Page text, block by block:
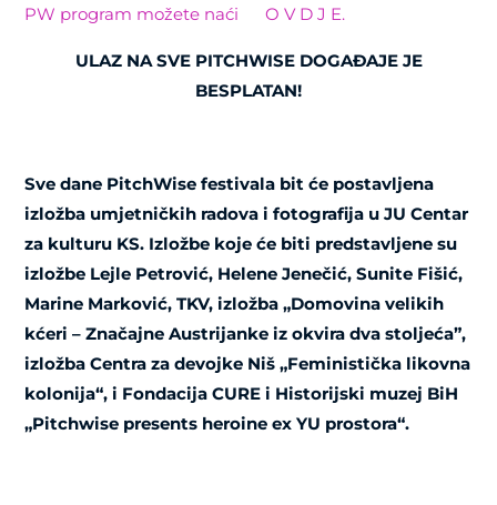
PW program možete naći O V D J E.
ULAZ NA SVE PITCHWISE DOGAĐAJE JE
BESPLATAN!
Sve dane PitchWise festivala bit će postavljena
izložba umjetničkih radova i fotografija u JU Centar
za kulturu KS. Izložbe koje će biti predstavljene su
izložbe Lejle Petrović, Helene Jenečić, Sunite Fišić,
Marine Marković, TKV, izložba „Domovina velikih
kćeri – Značajne Austrijanke iz okvira dva stoljeća”,
izložba Centra za devojke Niš „Feministička likovna
kolonija“, i Fondacija CURE i Historijski muzej BiH
„Pitchwise presents heroine ex YU prostora“.